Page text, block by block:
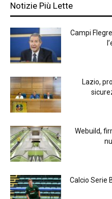
Notizie Più Lette
Campi
Lazio,
Webuild,
Calcio Serie